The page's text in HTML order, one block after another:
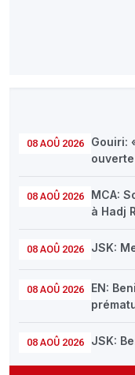
08 AOÛ 2026
Gouiri:
08 AOÛ 2026
MCA:
à Hadj
08 AOÛ 2026 JSK:
08 AOÛ 2026
EN:
08 AOÛ 2026 JSK: